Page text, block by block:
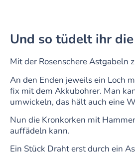
Und so tüdelt ihr
Mit der Rosenschere Astgabeln
An den Enden jeweils ein Loch
fix mit dem Akkubohrer. Man
umwickeln, das hält auch eine
Nun die Kronkorken mit
auffädeln kann.
Ein Stück Draht erst durch ein